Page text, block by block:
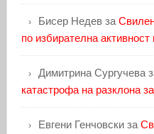
Бисер Недевза
по избирателна
Димитрина Сургучева
катастрофа на разклона
Евгени Генчовскиза